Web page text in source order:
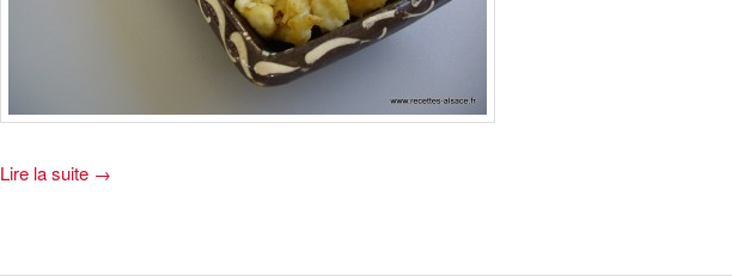
Lire la suite →